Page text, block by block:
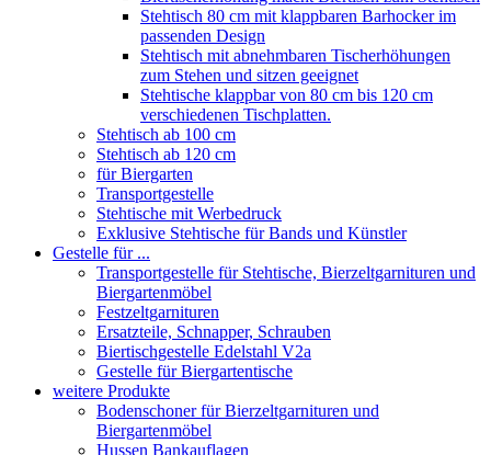
Stehtisch 80 cm mit klappbaren Barhocker im
passenden Design
Stehtisch mit abnehmbaren Tischerhöhungen
zum Stehen und sitzen geeignet
Stehtische klappbar von 80 cm bis 120 cm
verschiedenen Tischplatten.
Stehtisch ab 100 cm
Stehtisch ab 120 cm
für Biergarten
Transportgestelle
Stehtische mit Werbedruck
Exklusive Stehtische für Bands und Künstler
Gestelle für ...
Transportgestelle für Stehtische, Bierzeltgarnituren und
Biergartenmöbel
Festzeltgarnituren
Ersatzteile, Schnapper, Schrauben
Biertischgestelle Edelstahl V2a
Gestelle für Biergartentische
weitere Produkte
Bodenschoner für Bierzeltgarnituren und
Biergartenmöbel
Hussen Bankauflagen